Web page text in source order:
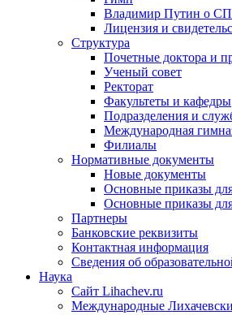
Владимир Путин о
Лицензия и
Структура
Почетные доктора и
Ученый совет
Ректорат
Факультеты и кафедры
Подразделения и
Международная
Филиалы
Нормативные документы
Новые документы
Основные приказы
Основные приказы
Партнеры
Банковские реквизиты
Контактная информация
Сведения об
Наука
Сайт Lihachev.ru
Международные